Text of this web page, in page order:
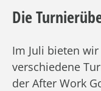
Die
Im Juli bieten
verschiedene
der After Work